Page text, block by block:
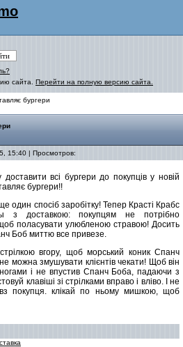
сайта. Перейти на полную версию сайта.
бургери
15:40 | Просмотров:
всі бургери до покупців у новій
бургери!!
один спосіб заробітку! Тепер Красті Крабс
з доставкою: покупцям не потрібно
поласувати улюбленою стравою! Досить
Боб миттю все привезе.
вгору, щоб морський коник Спанч
можна змушувати клієнтів чекати! Щоб він
і не впустив Спанч Боба, падаючи з
клавіші зі стрілками вправо і вліво. І не
покупця. клікай по ньому мишкою, щоб